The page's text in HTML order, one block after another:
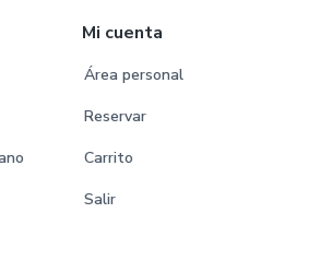
Mi cuenta
Área personal
Reservar
Carrito
Salir